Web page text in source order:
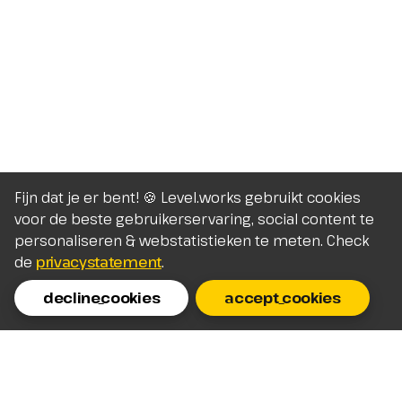
Fijn dat je er bent! 🍪 Level.works gebruikt cookies
voor de beste gebruikerservaring, social content te
personaliseren & webstatistieken te meten. Check
de privacystatement.
decline_cookies
accept_cookies